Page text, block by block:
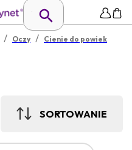
/ Oczy / Cienie do powiek
SORTOWANIE